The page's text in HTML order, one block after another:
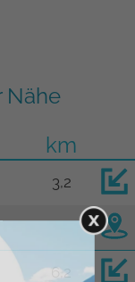
Nähe
km
3,2
6,2